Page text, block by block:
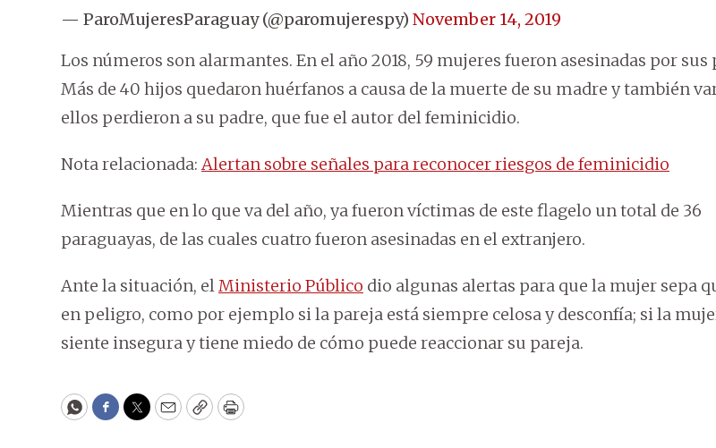
— ParoMujeresParaguay (@paromujerespy) November 14, 2019
Los números son alarmantes. En el año 2018, 59 mujeres fueron asesinadas por sus
Más de 40 hijos quedaron huérfanos a causa de la muerte de su madre y también
ellos perdieron a su padre, que fue el autor del feminicidio.
Nota relacionada: Alertan sobre señales para reconocer riesgos de feminicidio
Mientras que en lo que va del año, ya fueron víctimas de este flagelo un total de 36
paraguayas, de las cuales cuatro fueron asesinadas en el extranjero.
Ante la situación, elMinisterio Público dio algunas alertas para que la mujer sepa
en peligro, como por ejemplo si la pareja está siempre celosa y desconfía; si la
siente insegura y tiene miedo de cómo puede reaccionar su pareja.
WhatsApp
Facebook
Twitter
EmailCopyPrint